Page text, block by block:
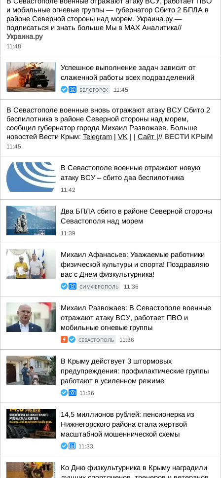
и мобильные огневые группы — губернатор Сбито 2 БПЛА в
районе Северной стороны над морем. Украина.ру —
подписаться и знать больше Мы в MAX Аналитика//
Украина.ру
11:48
Успешное выполнение задач зависит от
слаженной работы всех подразделений
БЕЛОГОРСК 11:45
В Севастополе военные вновь отражают атаку ВСУ Сбито 2
беспилотника в районе Северной стороны над морем,
сообщил губернатор города Михаил Развожаев. Больше
новостей Вести Крым: Telegram | VK | | Сайт |// ВЕСТИ КРЫМ
11:45
В Севастополе военные отражают новую
атаку ВСУ – сбито два беспилотника
11:42
Два БПЛА сбито в районе Северной стороны
Севастополя над морем
11:39
Михаил Афанасьев: Уважаемые работники
физической культуры и спорта! Поздравляю
вас с Днем физкультурника!
СИМФЕРОПОЛЬ 11:36
Михаил Развожаев: В Севастополе военные
отражают атаку ВСУ, работает ПВО и
мобильные огневые группы
СЕВАСТОПОЛЬ 11:36
В Крыму действует 3 штормовых
предупреждения: профилактические группы
работают в усиленном режиме
11:36
14,5 миллионов рублей: пенсионерка из
Нижнегорского района стала жертвой
масштабной мошеннической схемы
11:33
Ко Дню физкультурника в Крыму наградили